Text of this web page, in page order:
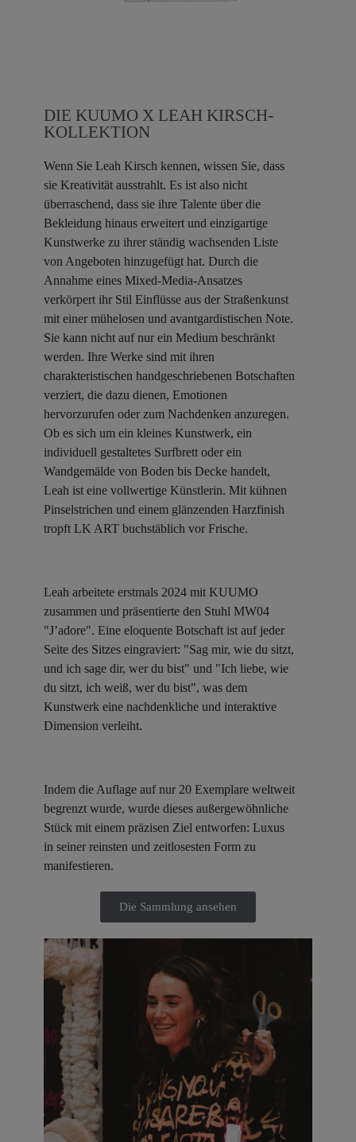
DIE KUUMO X LEAH KIRSCH-
KOLLEKTION
Wenn Sie Leah Kirsch kennen, wissen Sie, dass
sie Kreativität ausstrahlt. Es ist also nicht
überraschend, dass sie ihre Talente über die
Bekleidung hinaus erweitert und einzigartige
Kunstwerke zu ihrer ständig wachsenden Liste
von Angeboten hinzugefügt hat. Durch die
Annahme eines Mixed-Media-Ansatzes
verkörpert ihr Stil Einflüsse aus der Straßenkunst
mit einer mühelosen und avantgardistischen Note.
Sie kann nicht auf nur ein Medium beschränkt
werden. Ihre Werke sind mit ihren
charakteristischen handgeschriebenen Botschaften
verziert, die dazu dienen, Emotionen
hervorzurufen oder zum Nachdenken anzuregen.
Ob es sich um ein kleines Kunstwerk, ein
individuell gestaltetes Surfbrett oder ein
Wandgemälde von Boden bis Decke handelt,
Leah ist eine vollwertige Künstlerin. Mit kühnen
Pinselstrichen und einem glänzenden Harzfinish
tropft LK ART buchstäblich vor Frische.
Leah arbeitete erstmals 2024 mit KUUMO
zusammen und präsentierte den Stuhl MW04
"J’adore". Eine eloquente Botschaft ist auf jeder
Seite des Sitzes eingraviert: "Sag mir, wie du sitzt,
und ich sage dir, wer du bist" und "Ich liebe, wie
du sitzt, ich weiß, wer du bist", was dem
Kunstwerk eine nachdenkliche und interaktive
Dimension verleiht.
Indem die Auflage auf nur 20 Exemplare weltweit
begrenzt wurde, wurde dieses außergewöhnliche
Stück mit einem präzisen Ziel entworfen: Luxus
in seiner reinsten und zeitlosesten Form zu
manifestieren.
Die Sammlung ansehen